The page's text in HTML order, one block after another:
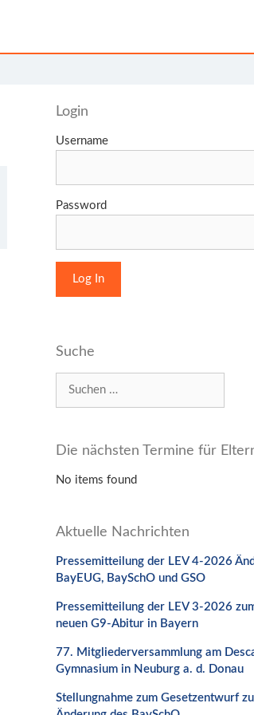
Login
Username
Password
Suche
Die nächsten Termine für
No items found
Aktuelle Nachrichten
Pressemitteilung der LEV 4-2026
BayEUG, BaySchO und GSO
Pressemitteilung der LEV 3-2026
neuen G9-Abitur in Bayern
77. Mitgliederversammlung am
Gymnasium in Neuburg a. d. Donau
Stellungnahme zum Gesetzentwurf